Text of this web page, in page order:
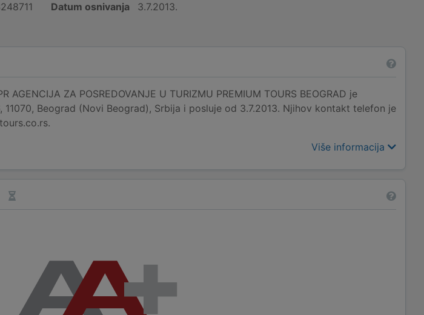
Datum osnivanja 3.7.2013.
AGENCIJA ZA POSREDOVANJE U TURIZMU PREMIUM TOURS BEOGRAD je
Beograd (Novi Beograd), Srbija i posluje od 3.7.2013. Njihov kontakt telefon je
Više informacija